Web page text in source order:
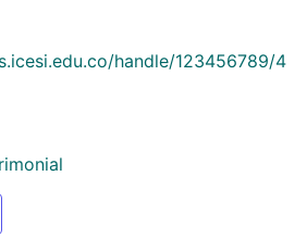
handle/123456789/4